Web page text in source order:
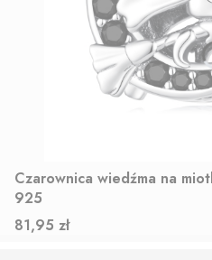
Czarownica wiedźma na
925
Cena
81,95 zł